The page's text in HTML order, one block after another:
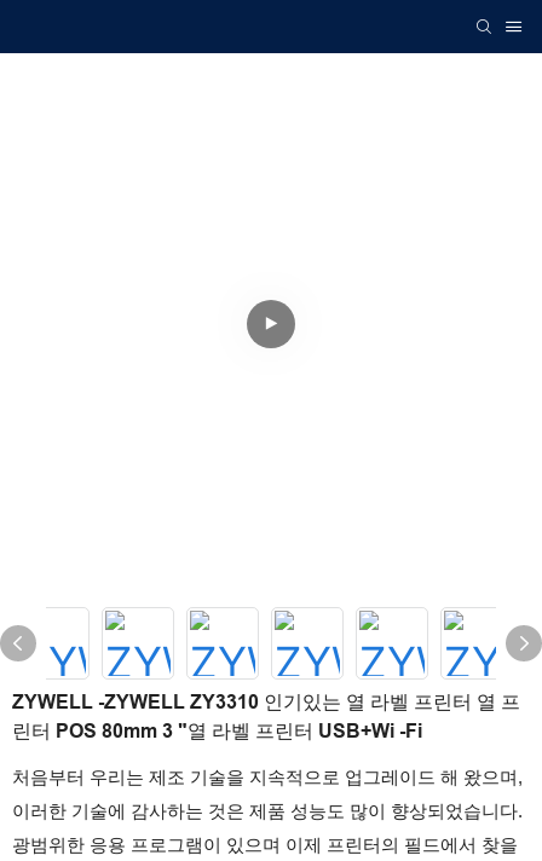
ZYWELL -ZYWELL ZY3310 인기있는 열 라벨 프린터 열 프
린터 POS 80mm 3 "열 라벨 프린터 USB+Wi -Fi
처음부터 우리는 제조 기술을 지속적으로 업그레이드 해 왔으며,
이러한 기술에 감사하는 것은 제품 성능도 많이 향상되었습니다.
광범위한 응용 프로그램이 있으며 이제 프린터의 필드에서 찾을